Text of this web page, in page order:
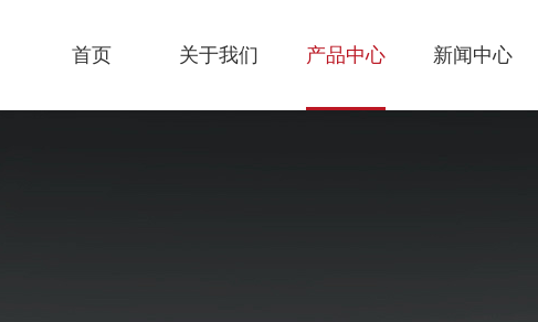
首页 关于我们 产品中心 新闻中心